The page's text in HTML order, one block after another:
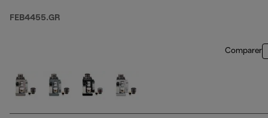
FEB4455.GR
Comparer